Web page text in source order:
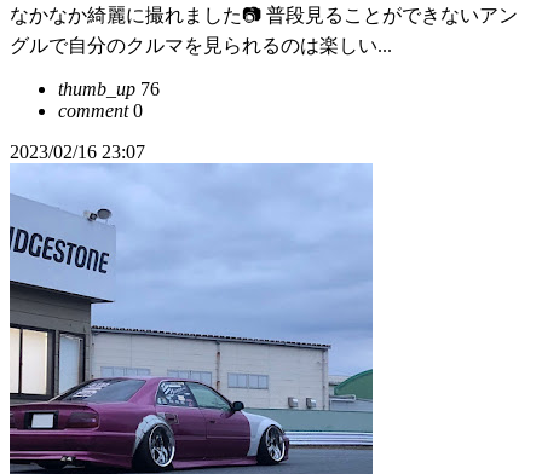
なかなか綺麗に撮れました📷 普段見ることができないアン
グルで自分のクルマを見られるのは楽しい...
thumb_up 76
comment0
2023/02/16 23:07